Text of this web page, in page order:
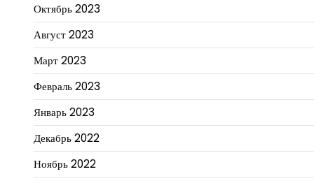
Октябрь 2023
Август 2023
Март 2023
Февраль 2023
Январь 2023
Декабрь 2022
Ноябрь 2022